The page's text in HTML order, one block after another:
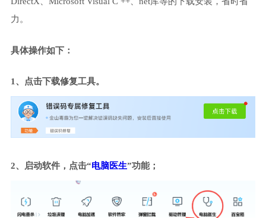
力。
具体操作如下：
1、点击下载修复工具。
2、启动软件，点击“电脑医生”功能；